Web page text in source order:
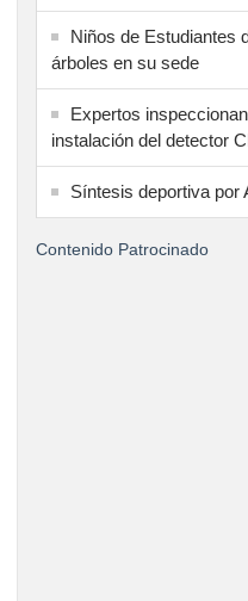
Niños de Estudiantes
árboles en su sede
Expertos
instalación del detector
Síntesis deportiva por
Contenido Patrocinado